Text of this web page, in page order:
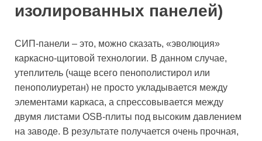
изолированных панелей)
СИП-панели – это, можно сказать, «эволюция»
каркасно-щитовой технологии. В данном случае,
утеплитель (чаще всего пенополистирол или
пенополиуретан) не просто укладывается между
элементами каркаса, а спрессовывается между
двумя листами OSB-плиты под высоким давлением
на заводе. В результате получается очень прочная,